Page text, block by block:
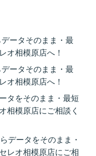
ータそのまま・最
オ相模原店へ！
ータそのまま・最
オ相模原店へ！
タをそのまま・最短
相模原店にご相談く
データをそのまま・
レオ相模原店にご相